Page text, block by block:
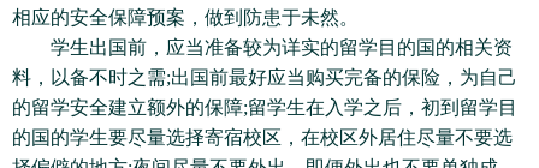
相应的安全保障预案，做到防患于未然。
学生出国前，应当准备较为详实的留学目的国的相关资
料，以备不时之需;出国前最好应当购买完备的保险，为自己
的留学安全建立额外的保障;留学生在入学之后，初到留学目
的国的学生要尽量选择寄宿校区，在校区外居住尽量不要选